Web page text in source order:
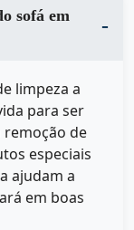
sofá em
limpeza a
para ser
remoção de
especiais
ajudam a
em boas